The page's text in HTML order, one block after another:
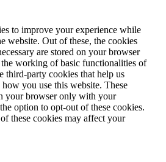
to improve your experience while
website. Out of these, the cookies
are stored on your browser
the working of basic functionalities of
third-party cookies that help us
you use this website. These
your browser only with your
option to opt-out of these cookies.
these cookies may affect your